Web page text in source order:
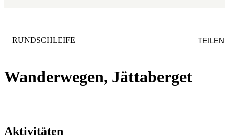
Wanderwegen, Jättaberget
KATEGORIE:
RUNDSCHLEIFE TEILEN
Aktivitäten